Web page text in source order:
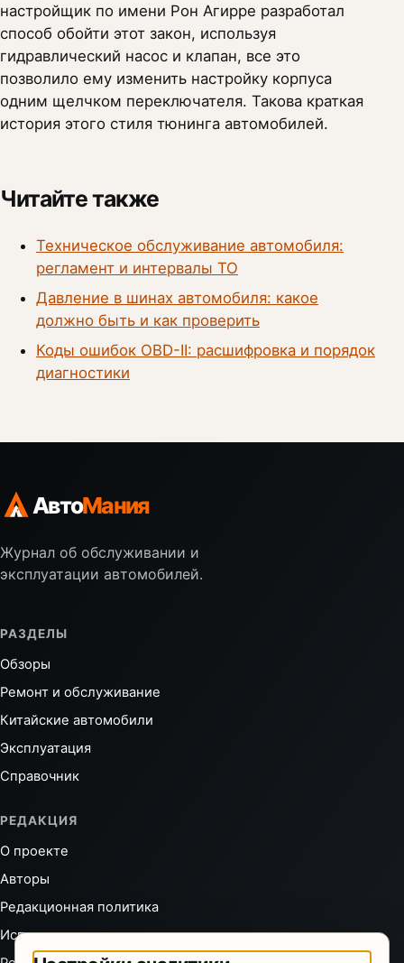
настройщик по имени Рон Агирре разработал
способ обойти этот закон, используя
гидравлический насос и клапан, все это
позволило ему изменить настройку корпуса
одним щелчком переключателя. Такова краткая
история этого стиля тюнинга автомобилей.
Читайте также
Техническое обслуживание автомобиля:
регламент и интервалы ТО
Давление в шинах автомобиля: какое
должно быть и как проверить
Коды ошибок OBD-II: расшифровка и порядок
диагностики
АвтоМания
Журнал об обслуживании и
эксплуатации автомобилей.
РАЗДЕЛЫ
Обзоры
Ремонт и обслуживание
Китайские автомобили
Эксплуатация
Справочник
РЕДАКЦИЯ
О проекте
Авторы
Редакционная политика
Исправления